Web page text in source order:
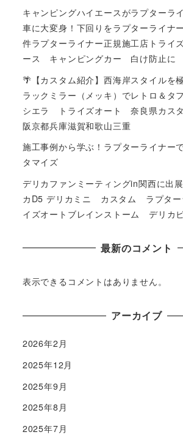
キャンピングハイエースがラプターラ
車に大変身！下回りをラプターライナ
件ラプターライナー正規施工店トラ
ース キャンピングカー 白け防止に
🌴【カスタム紹介】西海岸スタイルを
ラックミラー（メッキ）でレトロ＆タ
シエラ トライズオート 奈良県カス
阪京都兵庫滋賀和歌山三重
施工事例から学ぶ！ラプターライナー
タマイズ
デリカファンミーティングin関西に出
カD5 デリカミニ カスタム ラプタ
イズオートブレインストーム デリカ
最新のコメント
表示できるコメントはありません。
アーカイブ
2026年2月
2025年12月
2025年9月
2025年8月
2025年7月